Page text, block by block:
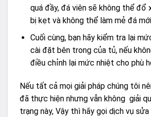
quá đầy, đá viên sẽ không thể đổ
bị kẹt và không thể làm mẻ đá
Cuối cùng, bạn hãy kiểm tra lại
cài đặt bên trong của tủ, nếu
điều chỉnh lại mức nhiệt cho phù
Nếu tất cả mọi giải pháp chúng tôi
đã thực hiện nhưng vẫn không giải
trạng này, Vậy thì hãy gọi dịch vụ